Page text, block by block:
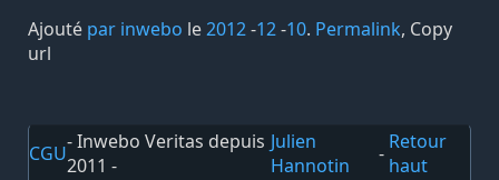
Ajouté par inwebo le2012-12-10. Permalink, Copy
url
CGU- Inwebo Veritas depuis
2011 -
Julien
Hannotin
- Retour
haut